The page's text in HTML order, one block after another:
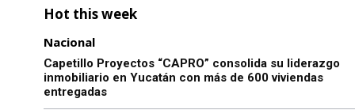
Hot this week
Nacional
Capetillo Proyectos “CAPRO” consolida su liderazgo
inmobiliario en Yucatán con más de 600 viviendas
entregadas